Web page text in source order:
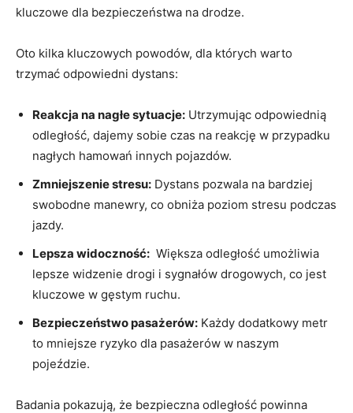
kluczowe dla bezpieczeństwa na drodze.
Oto ​kilka‍ kluczowych powodów,‌ dla których warto
⁢trzymać ​odpowiedni dystans:
Reakcja na nagłe sytuacje: Utrzymując odpowiednią
odległość, dajemy ⁤sobie czas na reakcję w⁣ przypadku
nagłych hamowań⁤ innych ‌pojazdów.
Zmniejszenie ‌stresu: Dystans pozwala ‍na bardziej
swobodne manewry, co obniża ⁢poziom stresu ​podczas
jazdy.
Lepsza‌ widoczność: ⁣ Większa odległość umożliwia⁤
lepsze‍ widzenie ⁢drogi i sygnałów drogowych, co⁣ jest
kluczowe w ‍gęstym ruchu.
Bezpieczeństwo⁣ pasażerów: Każdy dodatkowy metr⁤
to​ mniejsze ryzyko dla pasażerów w ‍naszym
pojeździe.
Badania ‌pokazują, że bezpieczna odległość ⁢powinna